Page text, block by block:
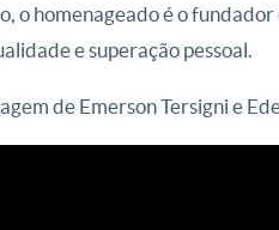
o homenageado é o
e superação pessoal.
de Emerson Tersigni e